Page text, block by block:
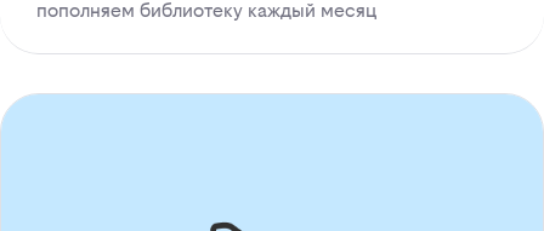
пополняем библиотеку каждый месяц